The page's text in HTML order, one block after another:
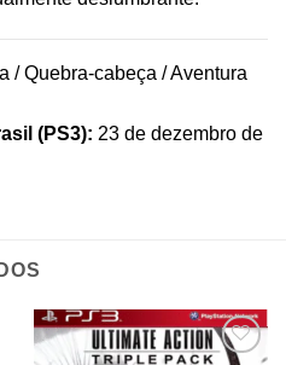
/ Quebra-cabeça / Aventura
(PS3): 23 de dezembro de